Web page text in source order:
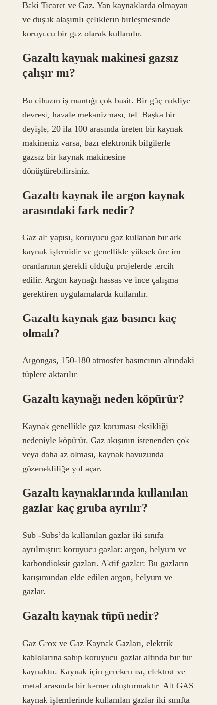
Baki Ticaret ve Gaz. Yan kaynaklarda olmayan
ve düşük alaşımlı çeliklerin birleşmesinde
koruyucu bir gaz olarak kullanılır.
Gazaltı kaynak makinesi gazsız
çalışır mı?
Bu cihazın iş mantığı çok basit. Bir güç nakliye
devresi, havale mekanizması, tel. Başka bir
deyişle, 20 ila 100 arasında üreten bir kaynak
makineniz varsa, bazı elektronik bilgilerle
gazsız bir kaynak makinesine
dönüştürebilirsiniz.
Gazaltı kaynak ile argon kaynak
arasındaki fark nedir?
Gaz alt yapısı, koruyucu gaz kullanan bir ark
kaynak işlemidir ve genellikle yüksek üretim
oranlarının gerekli olduğu projelerde tercih
edilir. Argon kaynağı hassas ve ince çalışma
gerektiren uygulamalarda kullanılır.
Gazaltı kaynak gaz basıncı kaç
olmalı?
Argongas, 150-180 atmosfer basıncının altındaki
tüplere aktarılır.
Gazaltı kaynağı neden köpürür?
Kaynak genellikle gaz koruması eksikliği
nedeniyle köpürür. Gaz akışının istenenden çok
veya daha az olması, kaynak havuzunda
gözenekliliğe yol açar.
Gazaltı kaynaklarında kullanılan
gazlar kaç gruba ayrılır?
Sub -Subs’da kullanılan gazlar iki sınıfa
ayrılmıştır: koruyucu gazlar: argon, helyum ve
karbondioksit gazları. Aktif gazlar: Bu gazların
karışımından elde edilen argon, helyum ve
gazlar.
Gazaltı kaynak tüpü nedir?
Gaz Grox ve Gaz Kaynak Gazları, elektrik
kablolarına sahip koruyucu gazlar altında bir tür
kaynaktır. Kaynak için gereken ısı, elektrot ve
metal arasında bir kemer oluşturmaktır. Alt GAS
kaynak işlemlerinde kullanılan gazlar iki sınıfta